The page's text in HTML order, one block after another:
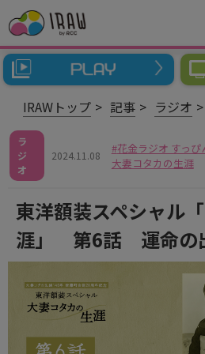
IRAWトップ 記事 ラジオ
ラ
ジ
オ
2024.11.08
花金ラジオ すっ
大妻コタカの生涯
東洋額装スペシャル
涯」 第6話 運命の